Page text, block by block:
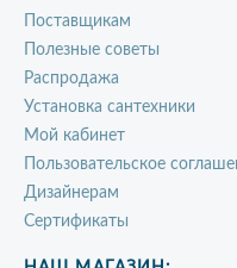
Поставщикам
Полезные советы
Распродажа
Установка сантехники
Мой кабинет
Пользовательское
Дизайнерам
Сертификаты